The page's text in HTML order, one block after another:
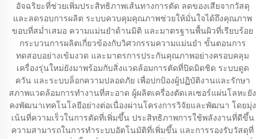
อัจฉริยะที่ช่วยเพิ่มประสิทธิภาพเส้นทางการตัด ลดของเสียจากวัสดุ
และลดรอบการผลิต ระบบควบคุมคุณภาพช่วยให้มั่นใจได้ถึงคุณภาพ
ขอบที่สม่ำเสมอ ความแม่นยำด้านมิติ และมาตรฐานพื้นผิวที่เรียบร้อย
กระบวนการผลิตเกี่ยวข้องกับวิศวกรรมความแม่นยำ ขั้นตอนการ
ทดสอบอย่างเข้มงวด และมาตรการประกันคุณภาพอย่างครอบคลุม
เครื่องรุ่นใหม่ยังมาพร้อมกับสิ่งแวดล้อมการตัดที่ปิดมิดชิด ระบบดูด
ควัน และระบบล็อกความปลอดภัย เพื่อปกป้องผู้ปฏิบัติงานและรักษา
สภาพแวดล้อมการทำงานที่สะอาด ผู้ผลิตเครื่องตัดเลเซอร์แผ่นโลหะยัง
คงพัฒนาเทคโนโลยีอย่างต่อเนื่องผ่านโครงการวิจัยและพัฒนา โดยมุ่ง
เน้นที่ความเร็วในการตัดที่เพิ่มขึ้น ประสิทธิภาพการใช้พลังงานที่ดีขึ้น
ความสามารถในการทำระบบอัตโนมัติที่เพิ่มขึ้น และการรองรับวัสดุที่